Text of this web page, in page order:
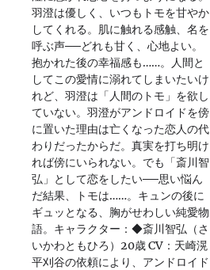
羽澄は優しく、いつもトモを甘やか
してくれる。肌に触れる感触、名を
呼ぶ声──どれも甘く、心地よい。
抱かれた後の幸福感も……。人間と
してこの愛情に溺れてしまいたいけ
れど、羽澄は「人間のトモ」を欲し
ていない。羽澄がアンドロイドを傍
に置いた理由は亡くなった恋人の代
わりだったからだ。真実を打ち明け
れば傍にいられない。でも「斎川智
弘」として恋をしたい──思い悩ん
だ結果、トモは……。キュンの後に
ギュッとなる、胸がせわしい純愛物
語。キャラクター：◆斎川智弘（さ
いかわともひろ）20歳 CV：天崎滉
平刈谷の依頼により、アンドロイド